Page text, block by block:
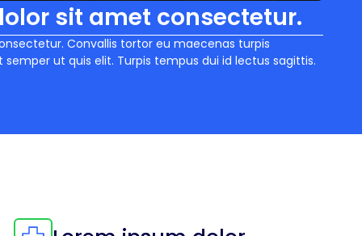
sit amet consectetur.
Convallis tortor eu maecenas turpis
ut quis elit. Turpis tempus dui id lectus sagittis.